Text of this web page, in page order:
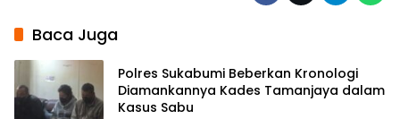
Baca Juga
Polres Sukabumi Beberkan Kronologi
Diamankannya Kades Tamanjaya dalam
Kasus Sabu